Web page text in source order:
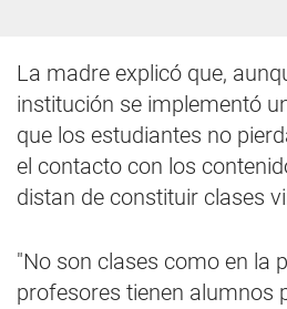
La madre explicó que,
institución se implementó
que los estudiantes no
el contacto con los
distan de constituir clases
"No son clases como en la
profesores tienen alumnos